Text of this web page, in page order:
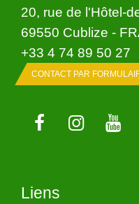
20, rue de l'Hôtel-
69550 Cublize -
+33 4 74 89 50 27
CONTACT PAR
Liens